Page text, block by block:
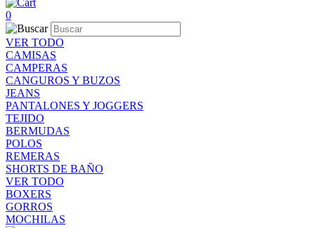
0
VER TODO
CAMISAS
CAMPERAS
CANGUROS Y BUZOS
JEANS
PANTALONES Y JOGGERS
TEJIDO
BERMUDAS
POLOS
REMERAS
SHORTS DE BAÑO
VER TODO
BOXERS
GORROS
MOCHILAS